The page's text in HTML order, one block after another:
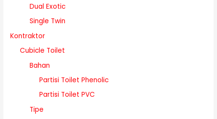
Dual Exotic
Single Twin
Kontraktor
Cubicle Toilet
Bahan
Partisi Toilet Phenolic
Partisi Toilet PVC
Tipe